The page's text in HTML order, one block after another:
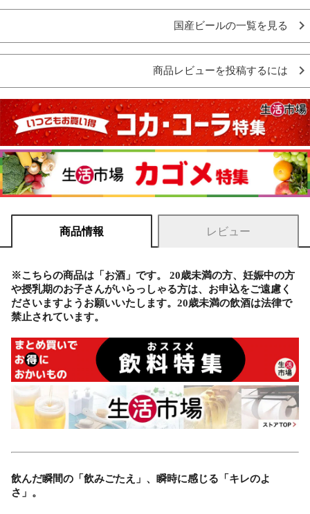
国産ビールの一覧を見る
商品レビューを投稿するには
商品情報 レビュー
※こちらの商品は「お酒」です。 20歳未満の方、妊娠中の方
や授乳期のお子さんがいらっしゃる方は、お申込をご遠慮く
ださいますようお願いいたします。20歳未満の飲酒は法律で
禁止されています。
飲んだ瞬間の「飲みごたえ」、瞬時に感じる「キレのよ
さ」。